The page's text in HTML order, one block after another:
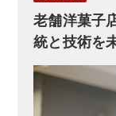
老舗洋菓子
統と技術を